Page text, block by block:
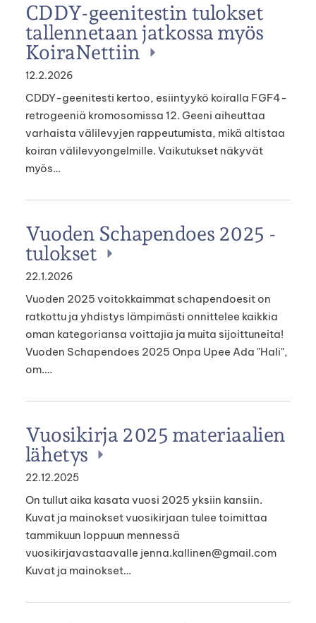
CDDY-geenitestin tulokset
tallennetaan jatkossa myös
KoiraNettiin
12.2.2026
CDDY-geenitesti kertoo, esiintyykö koiralla FGF4-
retrogeeniä kromosomissa 12. Geeni aiheuttaa
varhaista välilevyjen rappeutumista, mikä altistaa
koiran välilevyongelmille. Vaikutukset näkyvät
myös…
Vuoden Schapendoes 2025 -
tulokset
22.1.2026
Vuoden 2025 voitokkaimmat schapendoesit on
ratkottu ja yhdistys lämpimästi onnittelee kaikkia
oman kategoriansa voittajia ja muita sijoittuneita!
Vuoden Schapendoes 2025 Onpa Upee Ada "Hali",
om.…
Vuosikirja 2025 materiaalien
lähetys
22.12.2025
On tullut aika kasata vuosi 2025 yksiin kansiin.
Kuvat ja mainokset vuosikirjaan tulee toimittaa
tammikuun loppuun mennessä
vuosikirjavastaavalle jenna.kallinen@gmail.com
Kuvat ja mainokset…